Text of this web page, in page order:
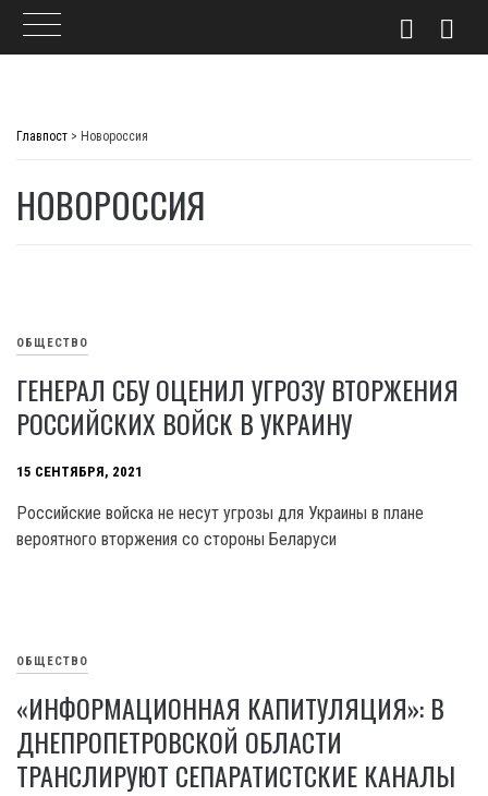
Главпост > Новороссия
НОВОРОССИЯ
ОБЩЕСТВО
ГЕНЕРАЛ СБУ ОЦЕНИЛ УГРОЗУ ВТОРЖЕНИЯ
РОССИЙСКИХ ВОЙСК В УКРАИНУ
15 СЕНТЯБРЯ, 2021
Российские войска не несут угрозы для Украины в плане
вероятного вторжения со стороны Беларуси
ОБЩЕСТВО
«ИНФОРМАЦИОННАЯ КАПИТУЛЯЦИЯ»: В
ДНЕПРОПЕТРОВСКОЙ ОБЛАСТИ
ТРАНСЛИРУЮТ СЕПАРАТИСТСКИЕ КАНАЛЫ